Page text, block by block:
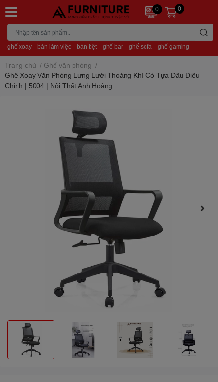
ghế xoay bàn làm việc bàn bệt ghế bar ghế sofa ghế gaming
0 0
Trang chủ / Ghế văn phòng /
Ghế Xoay Văn Phòng Lưng Lưới Thoáng Khí Có Tựa Đầu Điều
Chỉnh | 5004 | Nội Thất Anh Hoàng